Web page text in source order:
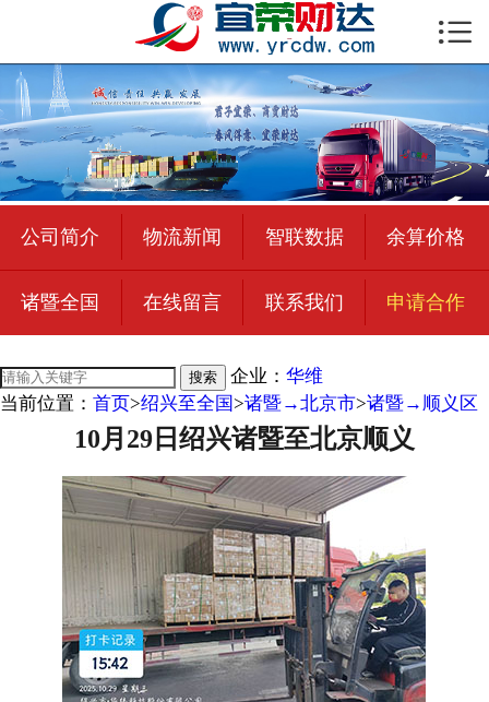
 首页
公司简介
物流新闻
绍兴至全国
合作加盟
宜荣智联
在线留言
联系我们
注册
/
登录
在线礼佛

公司简介 物流新闻 智联数据 余算价格
诸暨全国 在线留言 联系我们 申请合作
搜索 企业： 华维
当前位置： 首页>绍兴至全国>诸暨→北京市>诸暨→顺义区
10月29日绍兴诸暨至北京顺义